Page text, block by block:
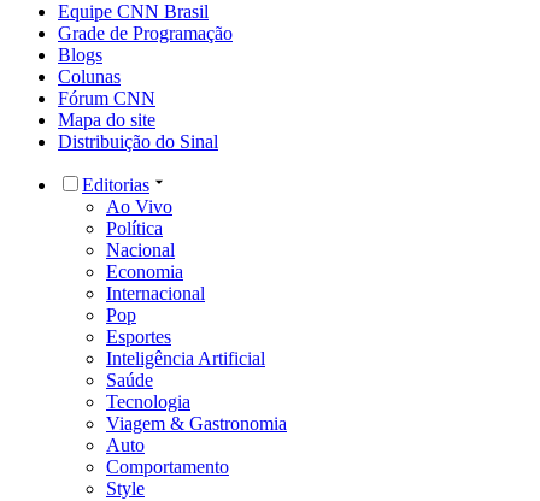
Equipe CNN Brasil
Grade de Programação
Blogs
Colunas
Fórum CNN
Mapa do site
Distribuição do Sinal
Editorias
Ao Vivo
Política
Nacional
Economia
Internacional
Pop
Esportes
Inteligência Artificial
Saúde
Tecnologia
Viagem & Gastronomia
Auto
Comportamento
Style